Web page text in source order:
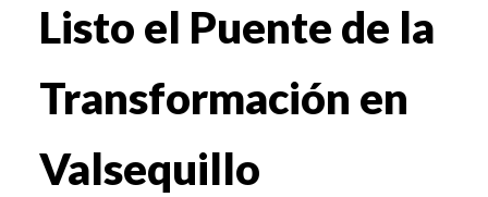
Listo el Puente de la
Transformación en
Valsequillo